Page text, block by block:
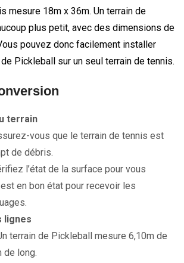
mesure 18m x 36m. Un terrain de
plus petit, avec des dimensions de
pouvez donc facilement installer
Pickleball sur un seul terrain de tennis.
terrain
vous que le terrain de tennis est
de débris.
l’état de la surface pour vous
en bon état pour recevoir les
lignes
terrain de Pickleball mesure 6,10m de
de long.